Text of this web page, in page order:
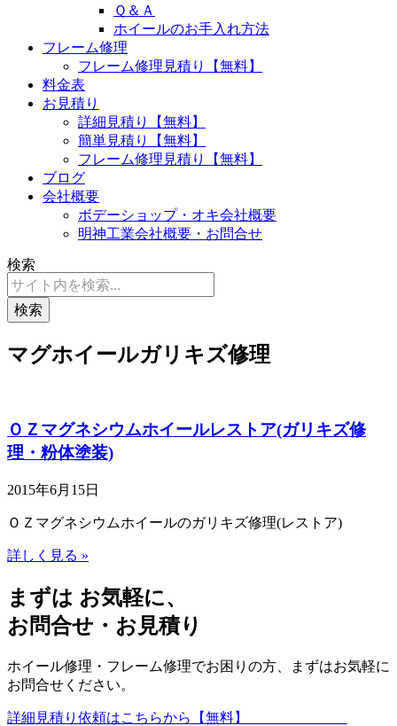
Ｑ＆Ａ
ホイールのお手入れ方法
フレーム修理
フレーム修理見積り【無料】
料金表
お見積り
詳細見積り【無料】
簡単見積り【無料】
フレーム修理見積り【無料】
ブログ
会社概要
ボデーショップ・オキ会社概要
明神工業会社概要・お問合せ
検索
検索
マグホイールガリキズ修理
ＯＺマグネシウムホイールレストア(ガリキズ修
理・粉体塗装)
2015年6月15日
ＯＺマグネシウムホイールのガリキズ修理(レストア)
詳しく見る »
まずは お気軽に、
お問合せ・お見積り
ホイール修理・フレーム修理でお困りの方、まずはお気軽に
お問合せください。
詳細見積り依頼はこちらから【無料】